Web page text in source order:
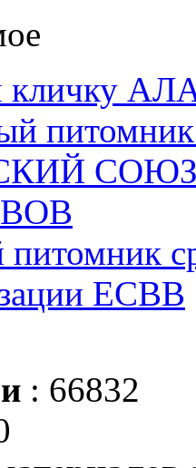
кличку
ЕСВВ
: 66832